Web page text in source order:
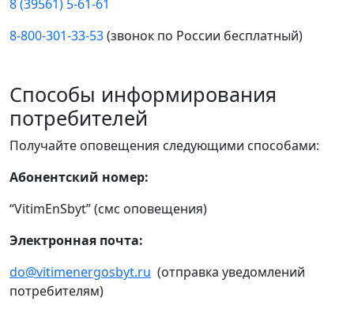
8 (39561) 5-61-61
8-800-301-33-53(звонок по России бесплатный)
Способы информирования
потребителей
Получайте оповещения следующими способами:
Абонентский номер:
“VitimEnSbyt” (смс оповещения)
Электронная почта:
do@vitimenergosbyt.ru (отправка уведомлений
потребителям)